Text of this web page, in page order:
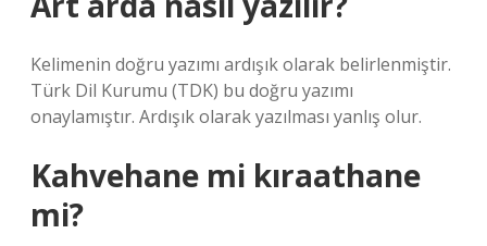
Kelimenin doğru yazımı ardışık olarak belirlenmiştir.
Türk Dil Kurumu (TDK) bu doğru yazımı
onaylamıştır. Ardışık olarak yazılması yanlış olur.
Kahvehane mi kıraathane
mi?